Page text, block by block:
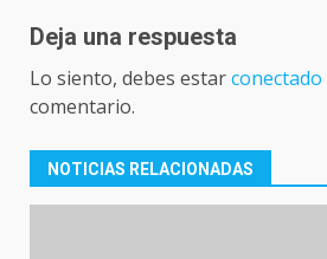
Deja una respuesta
Lo siento, debes estarconectado
comentario.
NOTICIAS RELACIONADAS